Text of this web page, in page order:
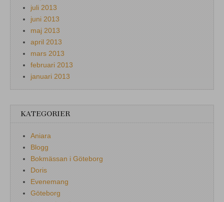
juli 2013
juni 2013
maj 2013
april 2013
mars 2013
februari 2013
januari 2013
KATEGORIER
Aniara
Blogg
Bokmässan i Göteborg
Doris
Evenemang
Göteborg